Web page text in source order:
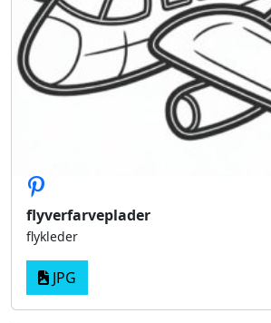
flyverfarveplader
flykleder
JPG